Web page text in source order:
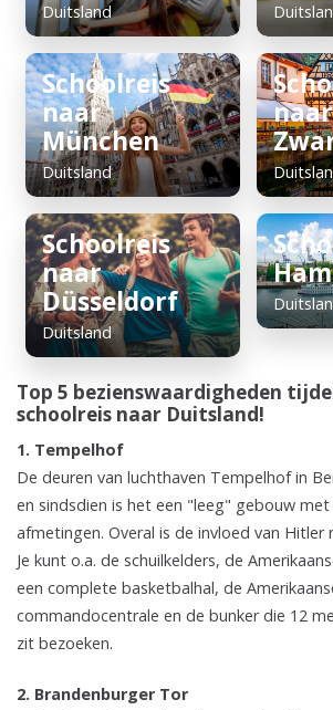
Duitsland
Schoolreis
naar
München
Duitsland
Schoolreis
naar
Düsseldorf
Duitsland
Top 5 bezienswaardigheden
schoolreis naar Duitsland!
1. Tempelhof
De deuren van luchthaven Tempelhof in
en sindsdien is het een "leeg" gebouw met
afmetingen. Overal is de invloed van Hitler
Je kunt o.a. de schuilkelders, de
een complete basketbalhal, de
commandocentrale en de bunker die 12
zit bezoeken.
2. Brandenburger Tor